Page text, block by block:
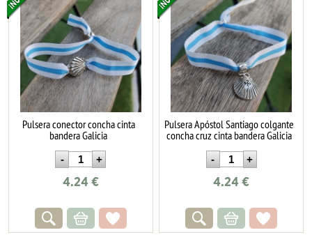
Pulsera conector concha cinta
bandera Galicia
4.24€
Pulsera Apóstol Santiago colgante
concha cruz cinta bandera Galicia
4.24 €